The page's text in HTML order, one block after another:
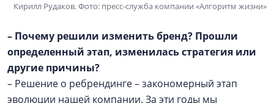
Кирилл Рудаков. Фото: пресс-служба компании «Алгоритм жизни»
– Почему решили изменить бренд? Прошли
определенный этап, изменилась стратегия или
другие причины?
– Решение о ребрендинге – закономерный этап
эволюции нашей компании. За эти годы мы